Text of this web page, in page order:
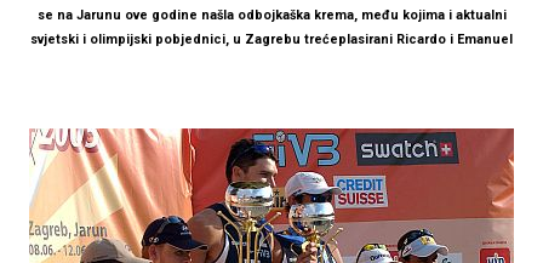
se na Jarunu ove godine našla odbojkaška krema, među kojima i aktualni
svjetski i olimpijski pobjednici, u Zagrebu trećeplasirani Ricardo i Emanuel